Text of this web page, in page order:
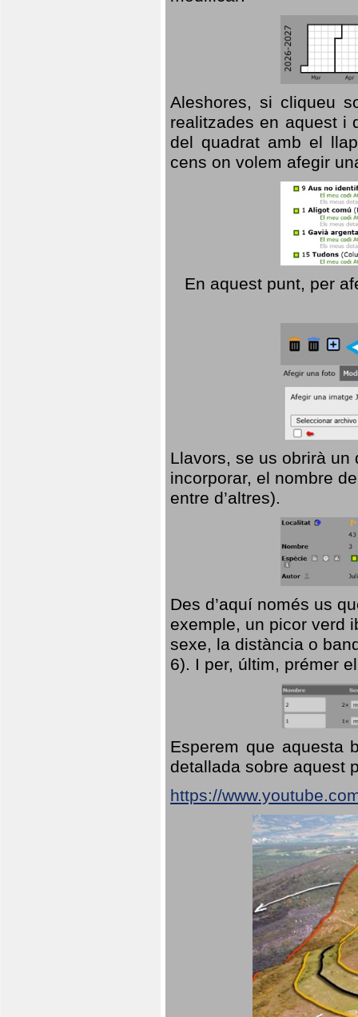
Aleshores, si cliqueu
realitzades en aquest i
del quadrat amb el
cens on volem afegir
En aquest punt, per
Llavors, se us obrirà
incorporar, el nombre
entre d’altres).
Des d’aquí només us
exemple, un picor verd
sexe, la distància o
6). I per, últim, prémer
Esperem que aquesta
detallada sobre aquest
https://